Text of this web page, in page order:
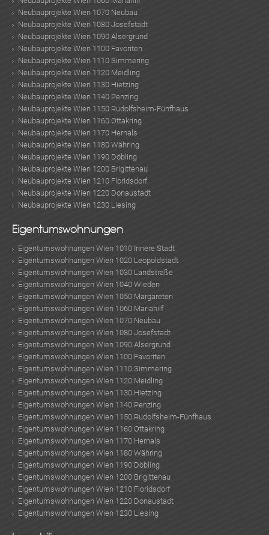
Neubauprojekte Wien 1070 Neubau
Neubauprojekte Wien 1080 Josefstadt
Neubauprojekte Wien 1090 Alsergrund
Neubauprojekte Wien 1100 Favoriten
Neubauprojekte Wien 1110 Simmering
Neubauprojekte Wien 1120 Meidling
Neubauprojekte Wien 1130 Hietzing
Neubauprojekte Wien 1140 Penzing
Neubauprojekte Wien 1150 Rudolfsheim-Fünfhaus
Neubauprojekte Wien 1160 Ottakring
Neubauprojekte Wien 1170 Hernals
Neubauprojekte Wien 1180 Währing
Neubauprojekte Wien 1190 Döbling
Neubauprojekte Wien 1200 Brigittenau
Neubauprojekte Wien 1210 Floridsdorf
Neubauprojekte Wien 1220 Donaustadt
Neubauprojekte Wien 1230 Liesing
Eigentumswohnungen
Eigentumswohnungen Wien 1010 Innere Stadt
Eigentumswohnungen Wien 1020 Leopoldstadt
Eigentumswohnungen Wien 1030 Landstraße
Eigentumswohnungen Wien 1040 Wieden
Eigentumswohnungen Wien 1050 Margareten
Eigentumswohnungen Wien 1060 Mariahilf
Eigentumswohnungen Wien 1070 Neubau
Eigentumswohnungen Wien 1080 Josefstadt
Eigentumswohnungen Wien 1090 Alsergrund
Eigentumswohnungen Wien 1100 Favoriten
Eigentumswohnungen Wien 1110 Simmering
Eigentumswohnungen Wien 1120 Meidling
Eigentumswohnungen Wien 1130 Hietzing
Eigentumswohnungen Wien 1140 Penzing
Eigentumswohnungen Wien 1150 Rudolfsheim-Fünfhaus
Eigentumswohnungen Wien 1160 Ottakring
Eigentumswohnungen Wien 1170 Hernals
Eigentumswohnungen Wien 1180 Währing
Eigentumswohnungen Wien 1190 Döbling
Eigentumswohnungen Wien 1200 Brigittenau
Eigentumswohnungen Wien 1210 Floridsdorf
Eigentumswohnungen Wien 1220 Donaustadt
Eigentumswohnungen Wien 1230 Liesing